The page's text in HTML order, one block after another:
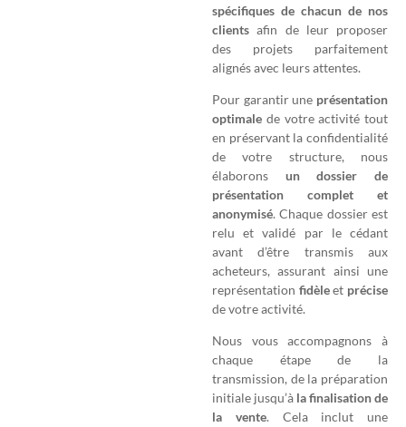
spécifiques de chacun de nos
clients afin de leur proposer
des projets parfaitement
alignés avec leurs attentes.
Pour garantir une présentation
optimale de votre activité tout
en préservant la confidentialité
de votre structure, nous
élaborons un dossier de
présentation complet et
anonymisé. Chaque dossier est
relu et validé par le cédant
avant d’être transmis aux
acheteurs, assurant ainsi une
représentation fidèleet précise
de votre activité.
Nous vous accompagnons à
chaque étape de la
transmission, de la préparation
initiale jusqu’à la finalisation de
la vente. Cela inclut une